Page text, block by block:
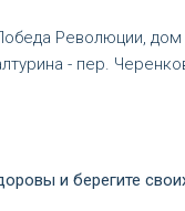
Революции,
- пер.
и берегите